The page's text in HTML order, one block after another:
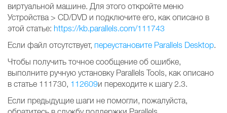
виртуальной машине. Для этого откройте меню
Устройства > CD/DVD и подключите его, как описано в
этой статье: https://kb.parallels.com/111743
Если файл отсутствует, переустановите Parallels Desktop.
Чтобы получить точное сообщение об ошибке,
выполните ручную установку Parallels Tools, как описано
в статье 111730, 112609и переходите к шагу 2.3.
Если предыдущие шаги не помогли, пожалуйста,